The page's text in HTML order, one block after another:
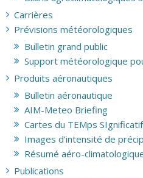
Carrières
Prévisions météorologiques
Bulletin grand public
Support météorologique
Produits aéronautiques
Bulletin aéronautique
AIM-Meteo Briefing
Cartes du TEMps SIgnificatif
Images d’intensité de
Résumé aéro-
Publications